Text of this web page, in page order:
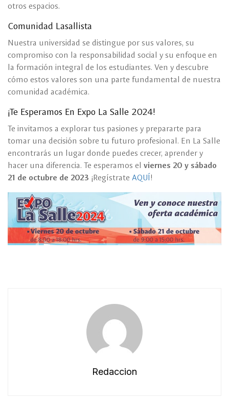
otros espacios.
Comunidad Lasallista
Nuestra universidad se distingue por sus valores, su
compromiso con la responsabilidad social y su enfoque en
la formación integral de los estudiantes. Ven y descubre
cómo estos valores son una parte fundamental de nuestra
comunidad académica.
¡Te Esperamos En Expo La Salle 2024!
Te invitamos a explorar tus pasiones y prepararte para
tomar una decisión sobre tu futuro profesional. En La Salle
encontrarás un lugar donde puedes crecer, aprender y
hacer una diferencia. Te esperamos el viernes 20 y sábado
21 de octubre de 2023 ¡Regístrate AQUÍ!
Redaccion